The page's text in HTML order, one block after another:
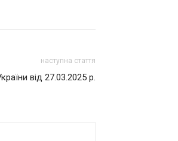
наступна стаття
від 27.03.2025 р.